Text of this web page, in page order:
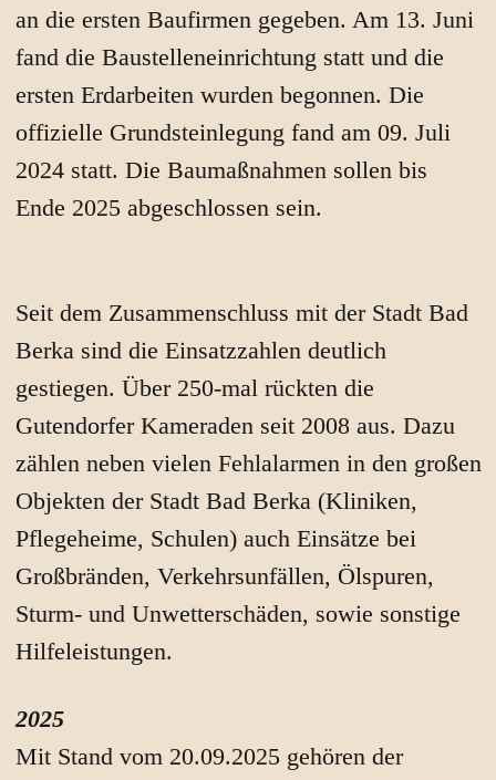
an die ersten Baufirmen gegeben. Am 13. Juni
fand die Baustelleneinrichtung statt und die
ersten Erdarbeiten wurden begonnen. Die
offizielle Grundsteinlegung fand am 09. Juli
2024 statt. Die Baumaßnahmen sollen bis
Ende 2025 abgeschlossen sein.
Seit dem Zusammenschluss mit der Stadt Bad
Berka sind die Einsatzzahlen deutlich
gestiegen. Über 250-mal rückten die
Gutendorfer Kameraden seit 2008 aus. Dazu
zählen neben vielen Fehlalarmen in den großen
Objekten der Stadt Bad Berka (Kliniken,
Pflegeheime, Schulen) auch Einsätze bei
Großbränden, Verkehrsunfällen, Ölspuren,
Sturm- und Unwetterschäden, sowie sonstige
Hilfeleistungen.
2025
Mit Stand vom 20.09.2025 gehören der